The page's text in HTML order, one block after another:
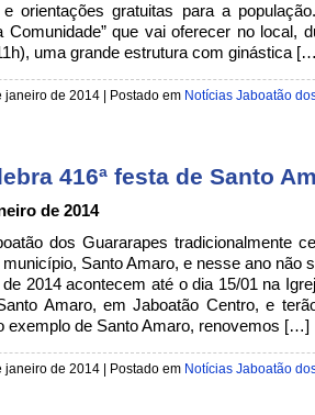
orientações gratuitas para a
Comunidade” que vai oferecer no local,
uma grande estrutura com ginástica
janeiro de 2014 | Postado em Notícias Jaboatão
416ª festa de Santo
de 2014
dos Guararapes tradicionalmente
Santo Amaro, e nesse ano não
2014 acontecem até o dia 15/01 na
Amaro, em Jaboatão Centro, e
exemplo de Santo Amaro, renovemos […]
janeiro de 2014 | Postado em Notícias Jaboatão